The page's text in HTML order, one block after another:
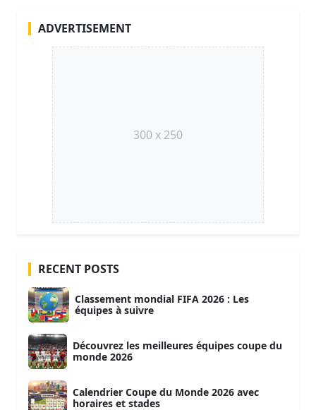
ADVERTISEMENT
300 x 250
RECENT POSTS
Classement mondial FIFA 2026 : Les
équipes à suivre
Découvrez les meilleures équipes coupe du
monde 2026
Calendrier Coupe du Monde 2026 avec
horaires et stades